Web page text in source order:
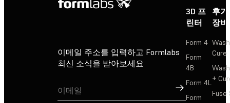
이메일 주소를 입력하고 Formlabs
최신 소식을 받아보세요
가입
3D 프
린터
Form 4
Form
4B
Form 4L
Form
후
장비
Cure
+
Fuse